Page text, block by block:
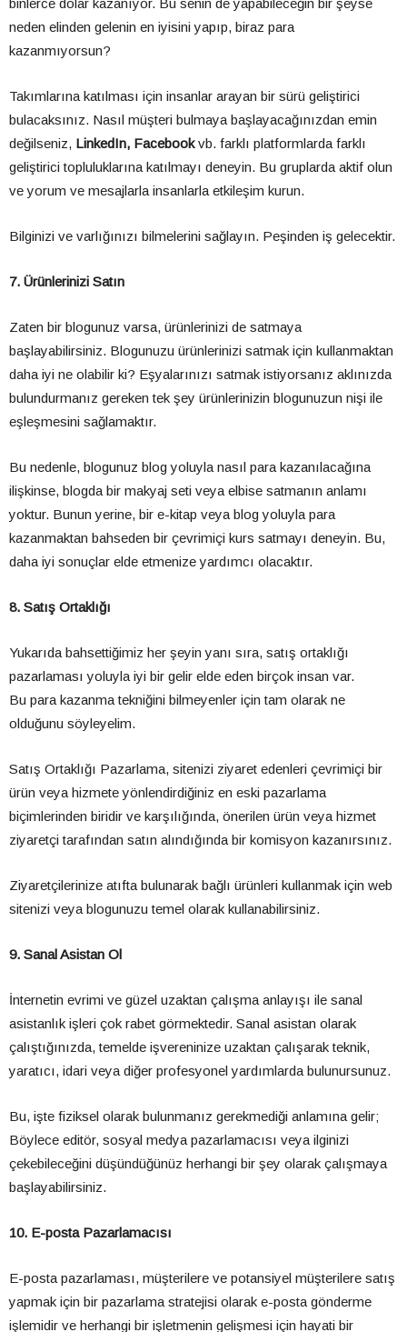
binlerce dolar kazanıyor. Bu senin de yapabileceğin bir şeyse
neden elinden gelenin en iyisini yapıp, biraz para
kazanmıyorsun?
Takımlarına katılması için insanlar arayan bir sürü geliştirici
bulacaksınız. Nasıl müşteri bulmaya başlayacağınızdan emin
değilseniz, LinkedIn, Facebookvb. farklı platformlarda farklı
geliştirici topluluklarına katılmayı deneyin. Bu gruplarda aktif olun
ve yorum ve mesajlarla insanlarla etkileşim kurun.
Bilginizi ve varlığınızı bilmelerini sağlayın. Peşinden iş gelecektir.
7. Ürünlerinizi Satın
Zaten bir blogunuz varsa, ürünlerinizi de satmaya
başlayabilirsiniz. Blogunuzu ürünlerinizi satmak için kullanmaktan
daha iyi ne olabilir ki? Eşyalarınızı satmak istiyorsanız aklınızda
bulundurmanız gereken tek şey ürünlerinizin blogunuzun nişi ile
eşleşmesini sağlamaktır.
Bu nedenle, blogunuz blog yoluyla nasıl para kazanılacağına
ilişkinse, blogda bir makyaj seti veya elbise satmanın anlamı
yoktur. Bunun yerine, bir e-kitap veya blog yoluyla para
kazanmaktan bahseden bir çevrimiçi kurs satmayı deneyin. Bu,
daha iyi sonuçlar elde etmenize yardımcı olacaktır.
8. Satış Ortaklığı
Yukarıda bahsettiğimiz her şeyin yanı sıra, satış ortaklığı
pazarlaması yoluyla iyi bir gelir elde eden birçok insan var.
Bu para kazanma tekniğini bilmeyenler için tam olarak ne
olduğunu söyleyelim.
Satış Ortaklığı Pazarlama, sitenizi ziyaret edenleri çevrimiçi bir
ürün veya hizmete yönlendirdiğiniz en eski pazarlama
biçimlerinden biridir ve karşılığında, önerilen ürün veya hizmet
ziyaretçi tarafından satın alındığında bir komisyon kazanırsınız.
Ziyaretçilerinize atıfta bulunarak bağlı ürünleri kullanmak için web
sitenizi veya blogunuzu temel olarak kullanabilirsiniz.
9. Sanal Asistan Ol
İnternetin evrimi ve güzel uzaktan çalışma anlayışı ile sanal
asistanlık işleri çok rabet görmektedir. Sanal asistan olarak
çalıştığınızda, temelde işvereninize uzaktan çalışarak teknik,
yaratıcı, idari veya diğer profesyonel yardımlarda bulunursunuz.
Bu, işte fiziksel olarak bulunmanız gerekmediği anlamına gelir;
Böylece editör, sosyal medya pazarlamacısı veya ilginizi
çekebileceğini düşündüğünüz herhangi bir şey olarak çalışmaya
başlayabilirsiniz.
10. E-posta Pazarlamacısı
E-posta pazarlaması, müşterilere ve potansiyel müşterilere satış
yapmak için bir pazarlama stratejisi olarak e-posta gönderme
işlemidir ve herhangi bir işletmenin gelişmesi için hayati bir